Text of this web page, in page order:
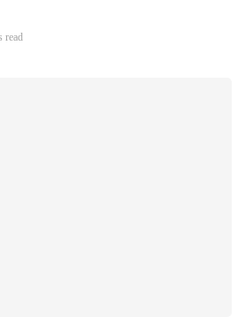
read